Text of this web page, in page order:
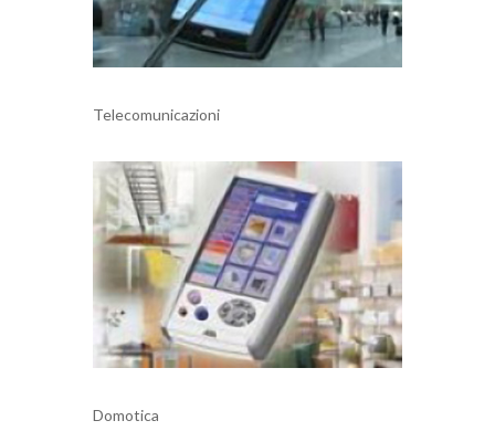
Telecomunicazioni
Domotica